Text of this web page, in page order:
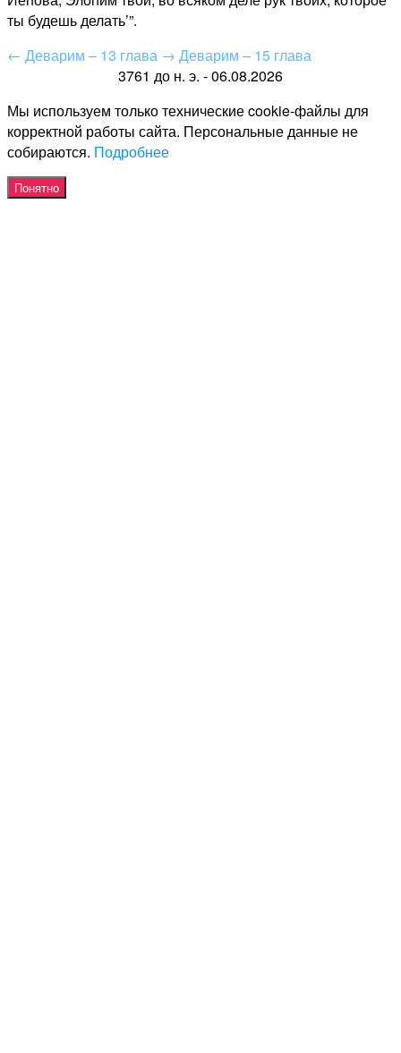
ты будешь делать’”.
← Деварим – 13 глава → Деварим – 15 глава
3761 до н. э. - 06.08.2026
Мы используем только технические cookie-файлы для
корректной работы сайта. Персональные данные не
собираются. Подробнее
Понятно